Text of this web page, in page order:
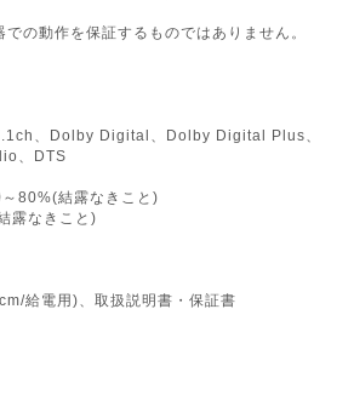
動作を保証するものではありません。
、Dolby Digital、Dolby Digital Plus、
、DTS
80%(結露なきこと)
露なきこと)
給電用)、取扱説明書・保証書